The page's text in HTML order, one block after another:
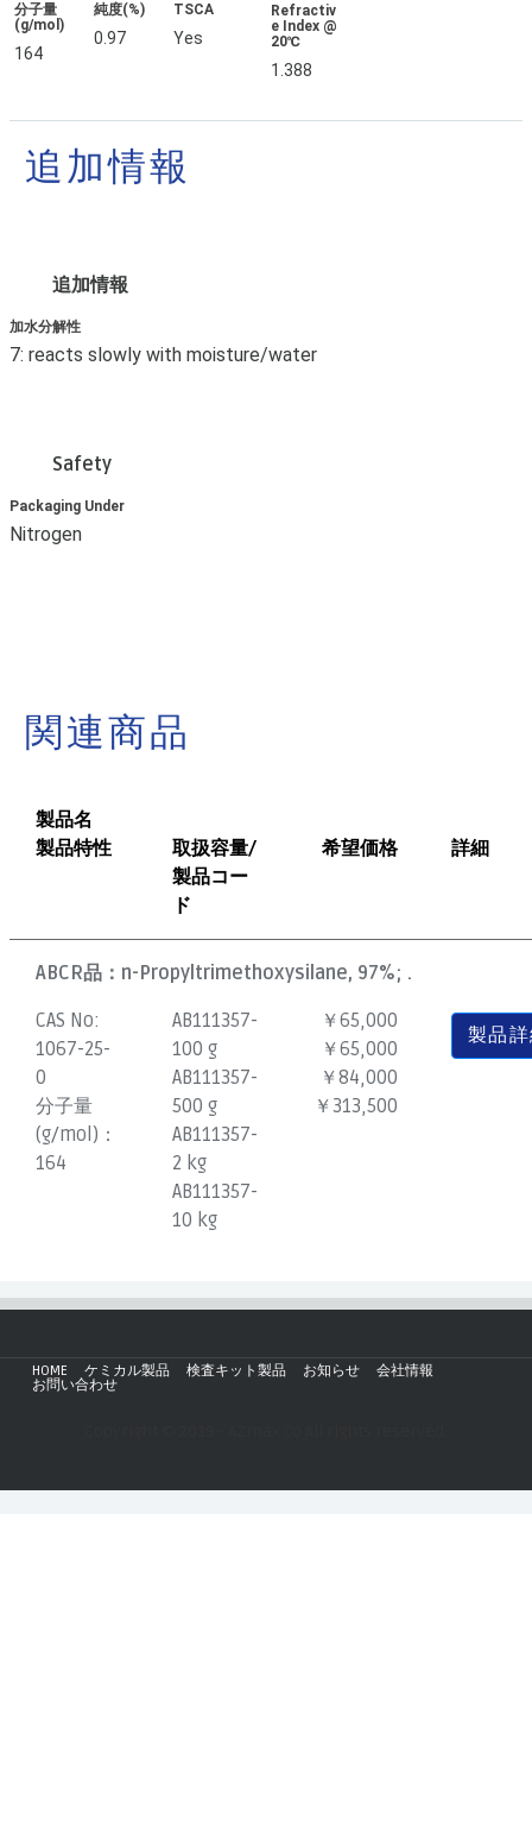
分子量
(g/mol)
164
純度(%)
0.97
TSCA
Yes
Refractiv
e Index @
20℃
1.388
追加情報
追加情報
加水分解性
7: reacts slowly with moisture/water
Safety
Packaging Under
Nitrogen
関連商品
製品名
製品特性
取扱容量/
製品コー
ド
希望価格 詳細
ABCR品： n-Propyltrimethoxysilane, 97%; .
CAS No:
1067-25-
0
分子量
(g/mol)：
164
AB111357-
100 g
AB111357-
500 g
AB111357-
2 kg
AB111357-
10 kg
￥65,000
￥65,000
￥84,000
￥313,500
製品
HOME ケミカル製品 検査キット製品 お知らせ
会社情報
お問い合わせ